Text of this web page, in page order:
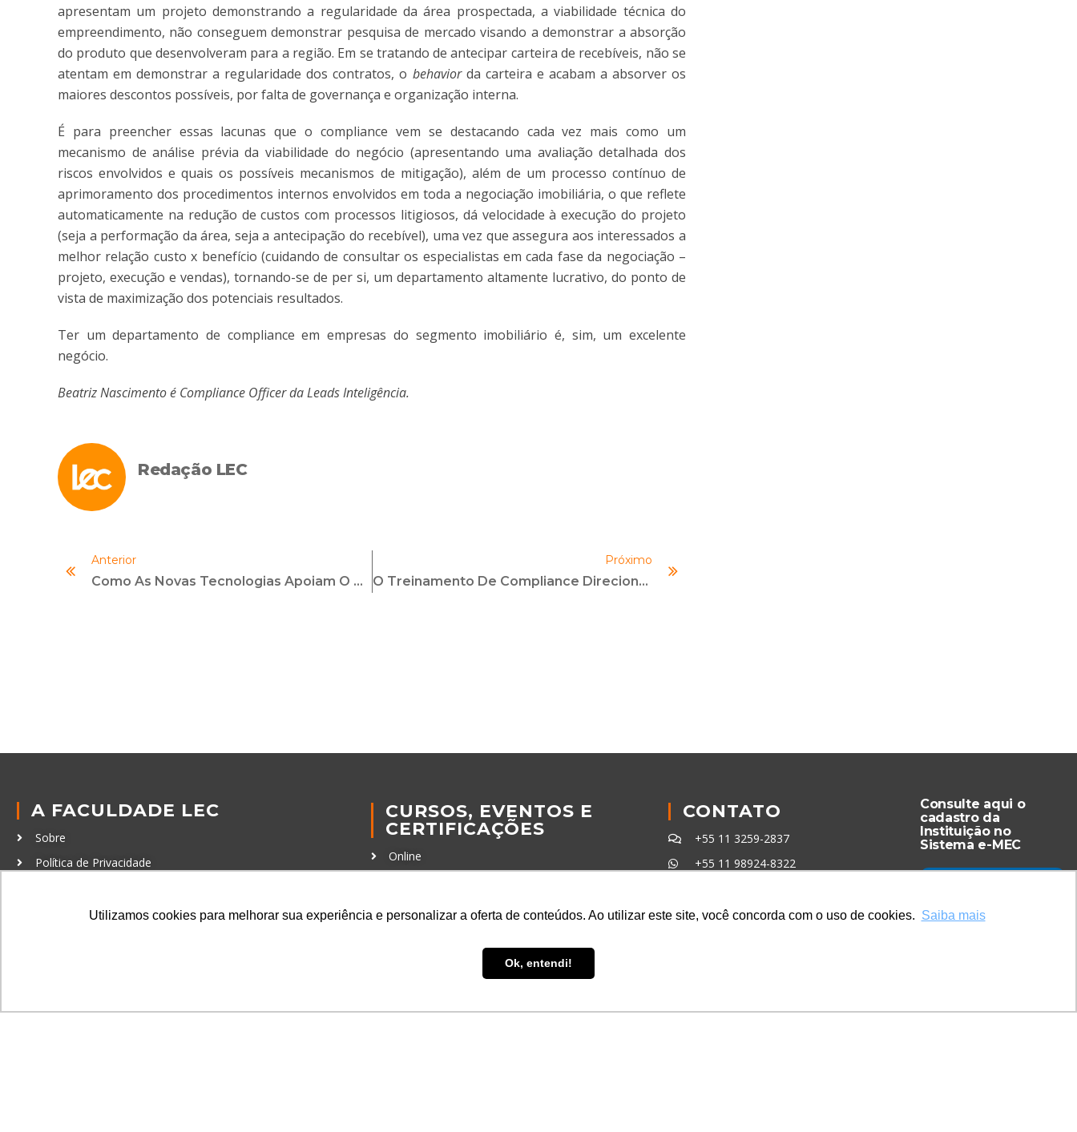
Utilizamos cookies para melhorar sua experiência e personalizar a oferta de conteúdos. Ao utilizar este site, você concorda com o uso de cookies. Saiba mais
Ok, entendi!
apresentam um projeto demonstrando a regularidade da área prospectada, a viabilidade técnica do
empreendimento, não conseguem demonstrar pesquisa de mercado visando a demonstrar a absorção
do produto que desenvolveram para a região. Em se tratando de antecipar carteira de recebíveis, não se
atentam em demonstrar a regularidade dos contratos, o behaviorda carteira e acabam a absorver os
maiores descontos possíveis, por falta de governança e organização interna.
É para preencher essas lacunas que o compliance vem se destacando cada vez mais como um
mecanismo de análise prévia da viabilidade do negócio (apresentando uma avaliação detalhada dos
riscos envolvidos e quais os possíveis mecanismos de mitigação), além de um processo contínuo de
aprimoramento dos procedimentos internos envolvidos em toda a negociação imobiliária, o que reflete
automaticamente na redução de custos com processos litigiosos, dá velocidade à execução do projeto
(seja a performação da área, seja a antecipação do recebível), uma vez que assegura aos interessados a
melhor relação custo x benefício (cuidando de consultar os especialistas em cada fase da negociação –
projeto, execução e vendas), tornando-se de per si, um departamento altamente lucrativo, do ponto de
vista de maximização dos potenciais resultados.
Ter um departamento de compliance em empresas do segmento imobiliário é, sim, um excelente
negócio.
Beatriz Nascimento é Compliance Officer da Leads Inteligência.
Redação LEC
Anterior
Como As Novas Tecnologias Apoiam O Combate À Corrupção Nas Empresas
Próximo
O Treinamento De Compliance Direcionado
A FACULDADE LEC
Sobre
Política de Privacidade
Código de Conduta
CURSOS, EVENTOS E
CERTIFICAÇÕES
Online
CONTATO
+55 11 3259-2837
+55 11 98924-8322
Consulte aqui o
cadastro da
Instituição no
Sistema e-MEC